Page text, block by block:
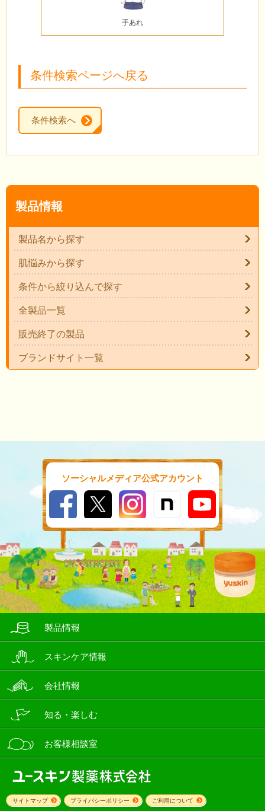
手あれ
条件検索ページへ戻る
条件検索へ
製品情報
製品名から探す
肌悩みから探す
条件から絞り込んで探す
全製品一覧
販売終了の製品
ブランドサイト一覧
ソーシャルメディア公式アカウント
製品情報
スキンケア情報
会社情報
知る・楽しむ
お客様相談室
サイトマップ プライバシーポリシー ご利用について